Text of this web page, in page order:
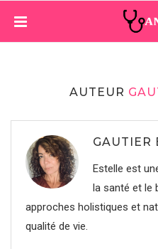
AUTEUR
GAUTIER
Estelle est
la santé et le
approches holistiques et
qualité de vie.